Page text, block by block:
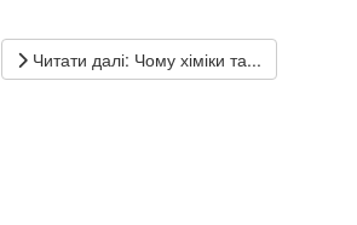
Читати далі: Чому хіміки та...